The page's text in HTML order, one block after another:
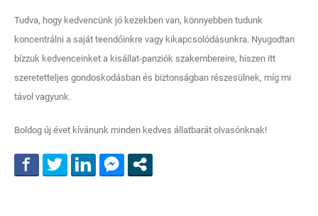
Tudva, hogy kedvencünk jó kezekben van, könnyebben tudunk
koncentrálni a saját teendőinkre vagy kikapcsolódásunkra. Nyugodtan
bízzuk kedvenceinket a kisállat-panziók szakembereire, hiszen itt
szeretetteljes gondoskodásban és biztonságban részesülnek, míg mi
távol vagyunk.
Boldog új évet kívánunk minden kedves állatbarát olvasónknak!